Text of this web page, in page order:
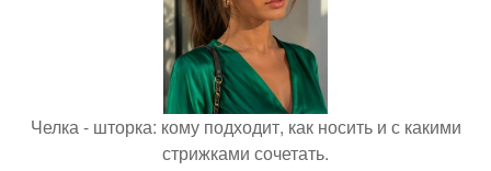
Челка - шторка: кому подходит, как носить и с какими
стрижками сочетать.